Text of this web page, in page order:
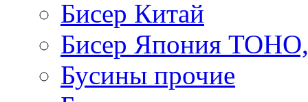
Бисер Китай
Бисер Япония
Бусины прочие